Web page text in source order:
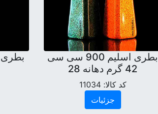
بطری اسلیم 900 سی سی
42 گرم دهانه 28
کد کالا:11034
جزئیات